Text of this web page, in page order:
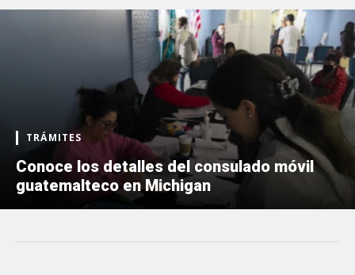
TRÁMITES
Conoce los detalles del consulado móvil
guatemalteco en Michigan